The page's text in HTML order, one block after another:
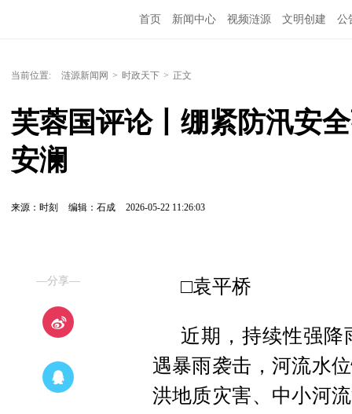
首页 新闻中心 视频涟源 文明创建 公
当前位置: 涟源新闻网 > 时政天下 > 正文
芙蓉国评论丨绷紧防汛安
安澜
来源：时刻 编辑：石成 2026-05-22 11:26:03
—分享— □袁平桥
近期，持续性强降
遇暴雨袭击，河流水
洪地质灾害、中小河